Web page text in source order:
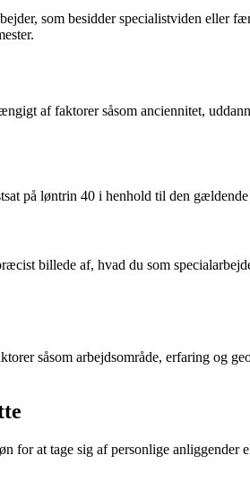
som besidder specialistviden eller
af faktorer såsom anciennitet,
på løntrin 40 i henhold til den
billede af, hvad du som
såsom arbejdsområde, erfaring og
for at tage sig af personlige